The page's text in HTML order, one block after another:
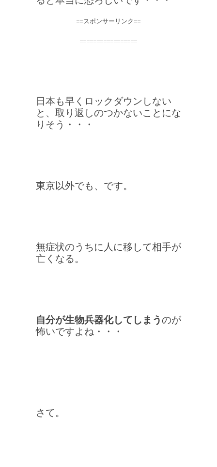
==スポンサーリンク==
=================
日本も早くロックダウンしない
と、取り返しのつかないことにな
りそう・・・
東京以外でも、です。
無症状のうちに人に移して相手が
亡くなる。
自分が生物兵器化してしまうのが
怖いですよね・・・
さて。